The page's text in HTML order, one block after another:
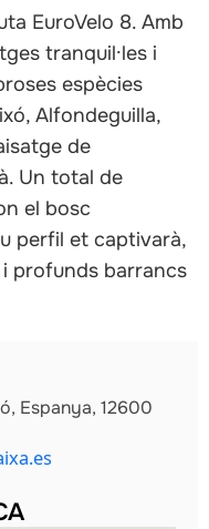
EuroVelo 8. Amb
tranquil·les i
espècies
Alfondeguilla,
de
Un total de
el bosc
perfil et captivarà,
profunds barrancs
Espanya, 12600